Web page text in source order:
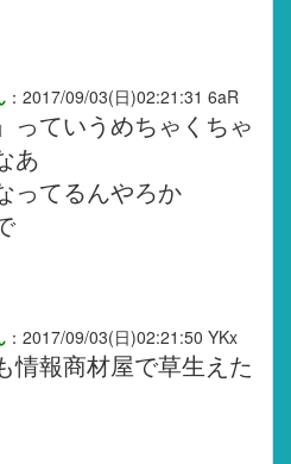
： 2017/09/03(日)02:21:31 6aR
っていうめちゃくちゃ
あ
ってるんやろか
： 2017/09/03(日)02:21:50 YKx
情報商材屋で草生えた